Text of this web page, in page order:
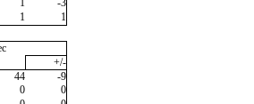
1
1
+/-
44
-9
0
0